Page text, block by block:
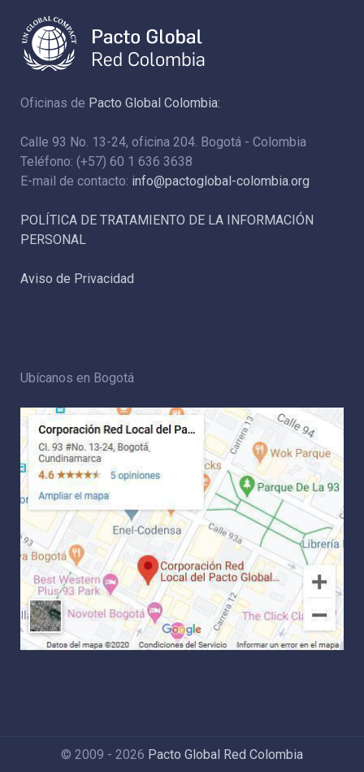
Oficinas de Pacto Global Colombia:
Calle 93 No. 13-24, oficina 204. Bogotá - Colombia
Teléfono: (+57) 60 1 636 3638
E-mail de contacto: info@pactoglobal-colombia.org
POLÍTICA DE TRATAMIENTO DE LA INFORMACIÓN
PERSONAL
Aviso de Privacidad
Ubícanos en Bogotá
© 2009 - 2026 Pacto Global Red Colombia